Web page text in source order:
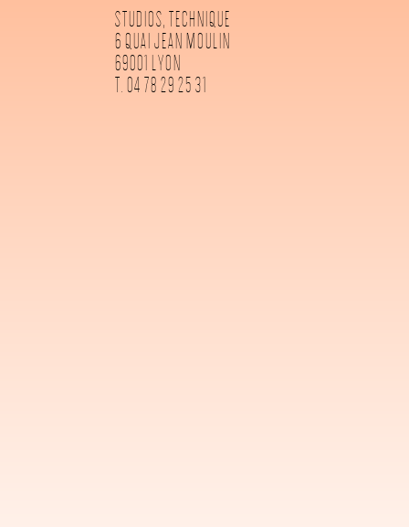
STUDIOS, TECHNIQUE
6 QUAI JEAN MOULIN
69001 LYON
T. 04 78 29 25 31